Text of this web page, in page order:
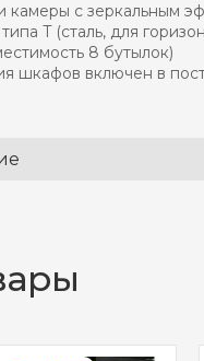
камеры с зеркальным
T (сталь, для
8 бутылок)
шкафов включен в